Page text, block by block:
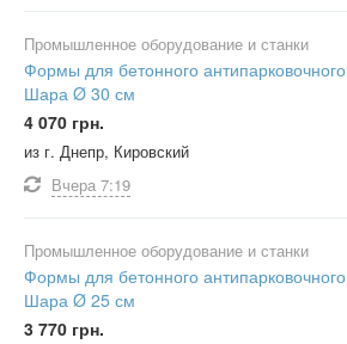
Промышленное оборудование и станки
Формы для бетонного антипарковочного
Шара Ø 30 см
4 070 грн.
из г. Днепр, Кировский
Вчера 7:19
Промышленное оборудование и станки
Формы для бетонного антипарковочного
Шара Ø 25 см
3 770 грн.